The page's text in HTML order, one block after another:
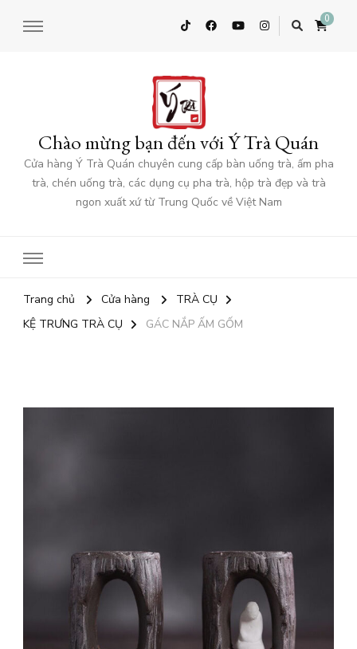
0
Chào mừng bạn đến với Ý Trà Quán
Cửa hàng Ý Trà Quán chuyên cung cấp bàn uống trà, ấm pha
trà, chén uống trà, các dụng cụ pha trà, hộp trà đẹp và trà
ngon xuất xứ từ Trung Quốc về Việt Nam
Trang chủ Cửa hàng
TRÀ CỤ
KỆ TRƯNG TRÀ CỤ
GÁC NẮP ẤM GỐM